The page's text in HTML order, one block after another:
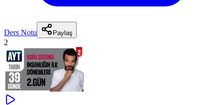
Ders Notu Paylaş
2